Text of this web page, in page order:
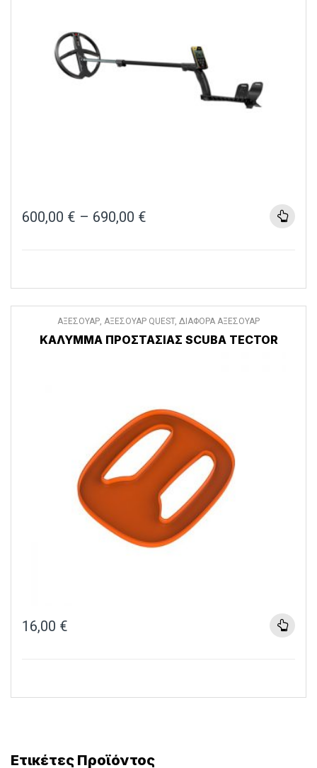
600,00 € – 690,00 €
ΑΞΕΣΟΥΑΡ, ΑΞΕΣΟΥΑΡ QUEST, ΔΙΑΦΟΡΑ ΑΞΕΣΟΥΑΡ
ΚΆΛΥΜΜΑ ΠΡΟΣΤΑΣΊΑΣ SCUBA TECTOR
16,00 €
Ετικέτες Προϊόντος